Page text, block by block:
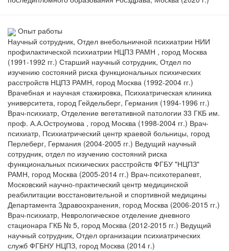
Опыт работы
Научный сотрудник, Отдел внебольничной психиатрии НИИ
профилактической психиатрии НЦПЗ РАМН , город Москва
(1991-1992 гг.) Старший научный сотрудник, Отдел по
изучению состояний риска функциональных психических
расстройств НЦПЗ РАМН, город Москва (1992-2004 гг.)
Врачебная и научная стажировка, Психиатрическая клиника
университета, город Гейдельберг, Германия (1994-1996 гг.)
Врач-психиатр, Отделение вегетативной патологии 33 ГКБ им.
проф. А.А.Остроумова , город Москва (1998-2004 гг.) Врач-
психиатр, Психиатрический центр краевой больницы, город
Перлеберг, Германия (2004-2005 гг.) Ведущий научный
сотрудник, отдел по изучению состояний риска
функциональных психических расстройств ФГБУ "НЦПЗ"
РАМН, город Москва (2005-2014 гг.) Врач-психотерапевт,
Московский научно-практический центр медицинской
реабилитации восстановительной и спортивной медицины
Департамента Здравоохранения, город Москва (2006-2015 гг.)
Врач-психиатр, Неврологическое отделение дневного
стационара ГКБ № 5, город Москва (2012-2015 гг.) Ведущий
научный сотрудник, Отдел организации психиатрических
служб ФГБНУ НЦПЗ, город Москва (2014 г.)